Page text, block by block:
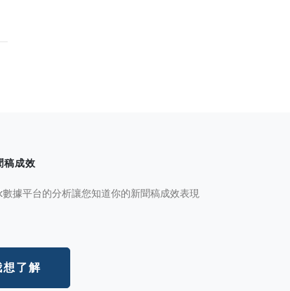
稿成效
據平台的分析讓您知道你的新聞稿成效表現
想了解